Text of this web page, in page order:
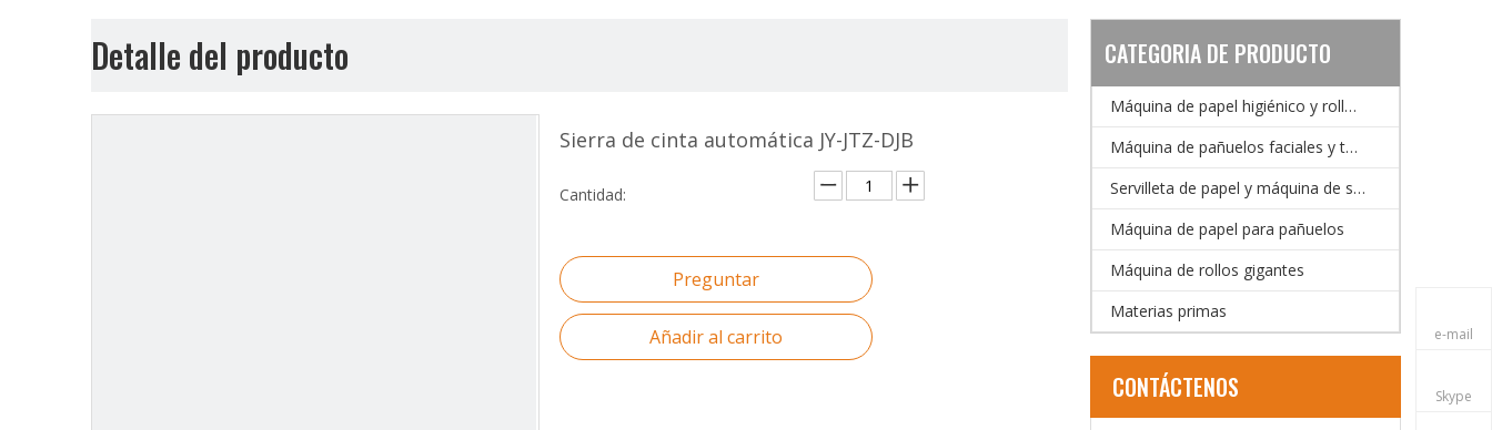
Detalle del producto
Sierra de cinta automática JY-JTZ-DJB
Cantidad:
Preguntar
Añadir al carrito
CATEGORIA DE PRODUCTO
Máquina de papel higiénico y rollos de cocina
Máquina de pañuelos faciales y toallas de mano
Servilleta de papel y máquina de servilletas
Máquina de papel para pañuelos
Máquina de rollos gigantes
Materias primas
CONTÁCTENOS
e-mail
Skype